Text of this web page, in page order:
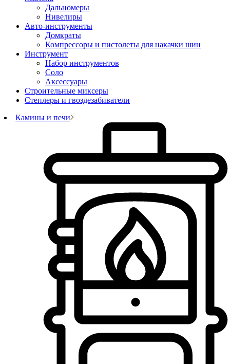
Дальномеры
Нивелиры
Авто-инструменты
Домкраты
Компрессоры и пистолеты для накачки шин
Инструмент
Набор инструментов
Соло
Аксессуары
Строительные миксеры
Степлеры и гвоздезабиватели
Камины и печи